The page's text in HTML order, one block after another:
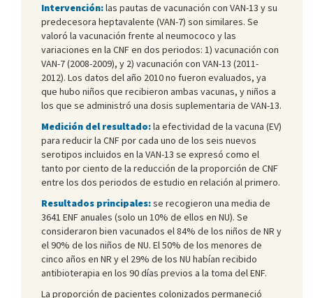
Intervención:las pautas de vacunación con VAN-13 y su
predecesora heptavalente (VAN-7) son similares. Se
valoró la vacunación frente al neumococo y las
variaciones en la CNF en dos periodos: 1) vacunación con
VAN-7 (2008-2009), y 2) vacunación con VAN-13 (2011-
2012). Los datos del año 2010 no fueron evaluados, ya
que hubo niños que recibieron ambas vacunas, y niños a
los que se administró una dosis suplementaria de VAN-13.
Medición del resultado:la efectividad de la vacuna (EV)
para reducir la CNF por cada uno de los seis nuevos
serotipos incluidos en la VAN-13 se expresó como el
tanto por ciento de la reducción de la proporción de CNF
entre los dos periodos de estudio en relación al primero.
Resultados principales:se recogieron una media de
3641 ENF anuales (solo un 10% de ellos en NU). Se
consideraron bien vacunados el 84% de los niños de NR y
el 90% de los niños de NU. El 50% de los menores de
cinco años en NR y el 29% de los NU habían recibido
antibioterapia en los 90 días previos a la toma del ENF.
La proporción de pacientes colonizados permaneció